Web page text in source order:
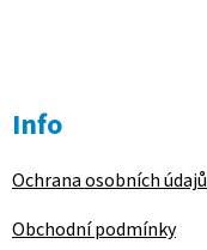
Info
Ochrana osobních údajů
Obchodní podmínky